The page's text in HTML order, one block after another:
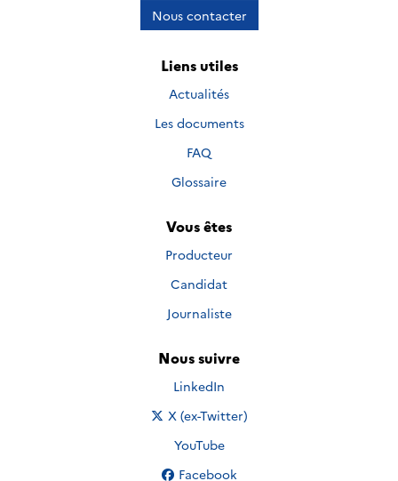
Nous contacter
Liens utiles
Actualités
Les documents
FAQ
Glossaire
Vous êtes
Producteur
Candidat
Journaliste
Nous suivre
Nous suivre sur
LinkedIn
Nous suivre sur
X (ex-Twitter)
Nous suivre sur
YouTube
Nous suivre sur
Facebook